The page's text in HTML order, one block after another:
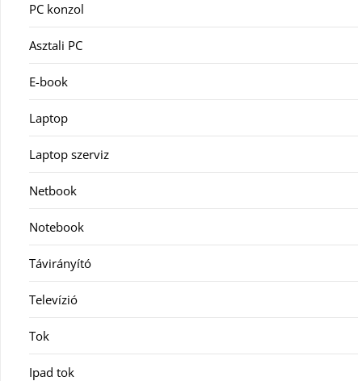
PC konzol
Asztali PC
E-book
Laptop
Laptop szerviz
Netbook
Notebook
Távirányító
Televízió
Tok
Ipad tok